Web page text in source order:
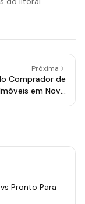
Próxima
Comprador de
em Novo
Pronto Para